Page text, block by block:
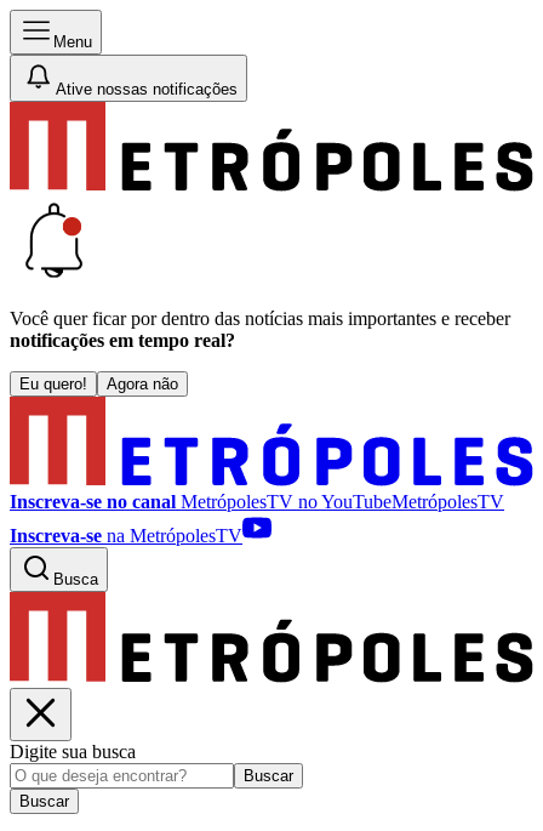
Menu
Ative nossas notificações
Você quer ficar por dentro das notícias mais importantes e receber
notificações em tempo real?
Eu quero! Agora não
Inscreva-se no canal MetrópolesTV noYouTubeMetrópolesTV
Inscreva-se na MetrópolesTV
Busca
Digite sua busca
Buscar
Buscar